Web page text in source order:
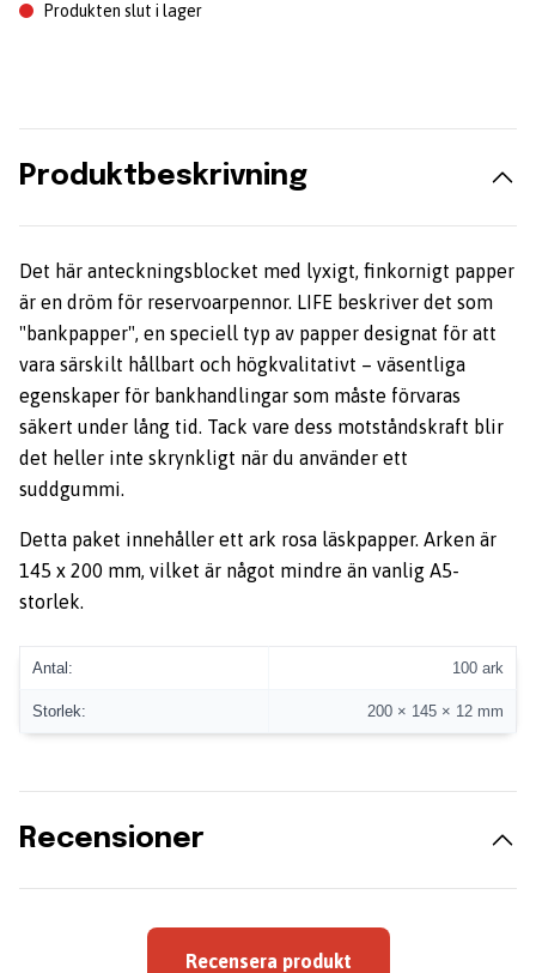
Produkten slut i lager
Produktbeskrivning
Det här anteckningsblocket med lyxigt, finkornigt papper
är en dröm för reservoarpennor. LIFE beskriver det som
"bankpapper", en speciell typ av papper designat för att
vara särskilt hållbart och högkvalitativt – väsentliga
egenskaper för bankhandlingar som måste förvaras
säkert under lång tid. Tack vare dess motståndskraft blir
det heller inte skrynkligt när du använder ett
suddgummi.
Detta paket innehåller ett ark rosa läskpapper. Arken är
145 x 200 mm, vilket är något mindre än vanlig A5-
storlek.
Antal: 100 ark
Storlek: 200 × 145 × 12 mm
Recensioner
Recensera produkt